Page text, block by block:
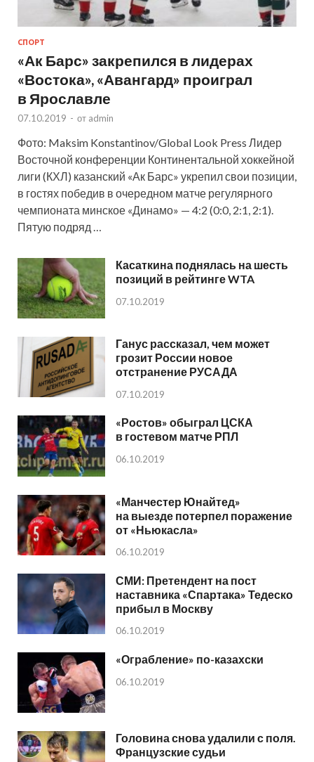
СПОРТ
«Ак Барс» закрепился в лидерах
«Востока», «Авангард» проиграл
в Ярославле
07.10.2019 - от admin
Фото: Maksim Konstantinov/Global Look Press Лидер
Восточной конференции Континентальной хоккейной
лиги (КХЛ) казанский «Ак Барс» укрепил свои позиции,
в гостях победив в очередном матче регулярного
чемпионата минское «Динамо» — 4:2 (0:0, 2:1, 2:1).
Пятую подряд …
Касаткина поднялась на шесть
позиций в рейтинге WTA
07.10.2019
Ганус рассказал, чем может
грозит России новое
отстранение РУСАДА
07.10.2019
«Ростов» обыграл ЦСКА
в гостевом матче РПЛ
06.10.2019
«Манчестер Юнайтед»
на выезде потерпел поражение
от «Ньюкасла»
06.10.2019
СМИ: Претендент на пост
наставника «Спартака» Тедеско
прибыл в Москву
06.10.2019
«Ограбление» по-казахски
06.10.2019
Головина снова удалили с поля.
Французские судьи